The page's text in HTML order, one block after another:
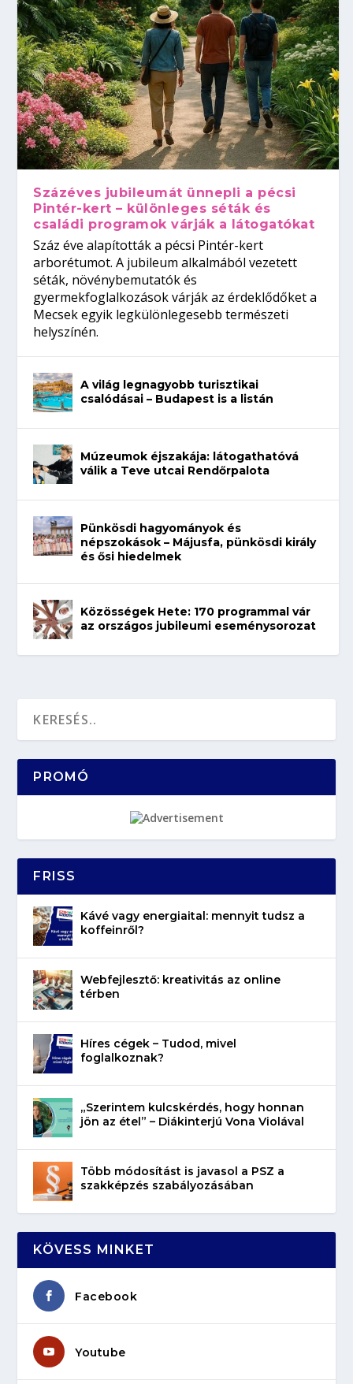
Százéves jubileumát ünnepli a pécsi
Pintér-kert – különleges séták és
családi programok várják a látogatókat
Száz éve alapították a pécsi Pintér-kert
arborétumot. A jubileum alkalmából vezetett
séták, növénybemutatók és
gyermekfoglalkozások várják az érdeklődőket a
Mecsek egyik legkülönlegesebb természeti
helyszínén.
A világ legnagyobb turisztikai
csalódásai – Budapest is a listán
Múzeumok éjszakája: látogathatóvá
válik a Teve utcai Rendőrpalota
Pünkösdi hagyományok és
népszokások – Májusfa, pünkösdi király
és ősi hiedelmek
Közösségek Hete: 170 programmal vár
az országos jubileumi eseménysorozat
PROMÓ
FRISS
Kávé vagy energiaital: mennyit tudsz a
koffeinről?
Webfejlesztő: kreativitás az online
térben
Híres cégek – Tudod, mivel
foglalkoznak?
„Szerintem kulcskérdés, hogy honnan
jön az étel” – Diákinterjú Vona Violával
Több módosítást is javasol a PSZ a
szakképzés szabályozásában
KÖVESS MINKET
Facebook
Youtube